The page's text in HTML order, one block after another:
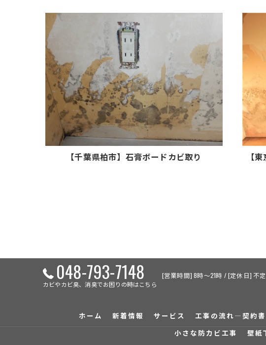
【千葉県柏市】石膏ボードカビ取り
【
048-793-7148
カビやカビ臭、消臭でお困りの時はこちら
[営業時間] 8時～21時 / [定休日] 不
ホーム 新着情報 サービス 工事の流れ―契約
小さな防カビ工事
壁紙